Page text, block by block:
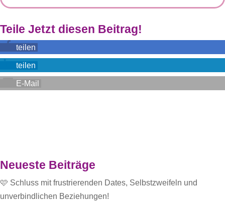
Teile Jetzt diesen Beitrag!
teilen
teilen
E-Mail
Neueste Beiträge
🩷 Schluss mit frustrierenden Dates, Selbstzweifeln und
unverbindlichen Beziehungen!